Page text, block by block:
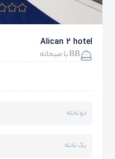
Alican 2 hotel
BB با صبحانه
دو تخته
یک تخته